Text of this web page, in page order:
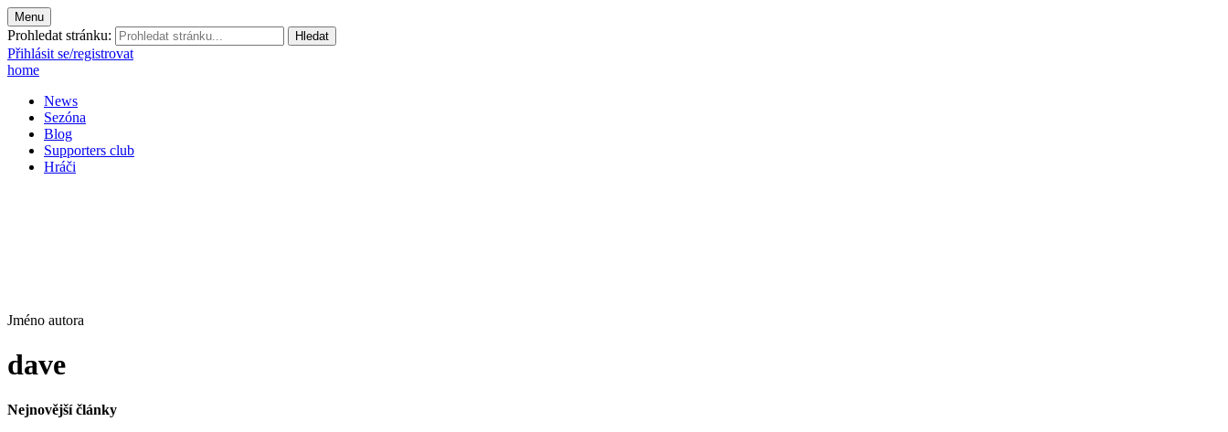
Menu
Prohledat stránku:
Přihlásit se/registrovat
home
News
Sezóna
Blog
Supporters club
Hráči
Jméno autora
dave
Nejnovější články